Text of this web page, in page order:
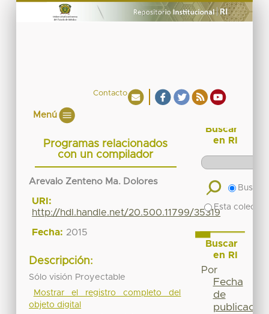
Contacto
Menú
Programas relacionados
con un compilador
Arevalo Zenteno Ma. Dolores
URI:
http://hdl.handle.net/20.500.11799/35319
Fecha: 2015
Descripción:
Sólo visión Proyectable
Mostrar el registro completo del
objeto digital
Buscar
en RI
Buscar
Esta
Buscar
en RI
Por
Fecha
de
publicación